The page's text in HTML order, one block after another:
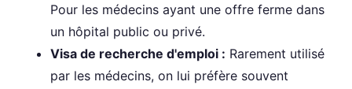
Pour les médecins ayant une offre ferme dans
un hôpital public ou privé.
Visa de recherche d'emploi : Rarement utilisé
par les médecins, on lui préfère souvent